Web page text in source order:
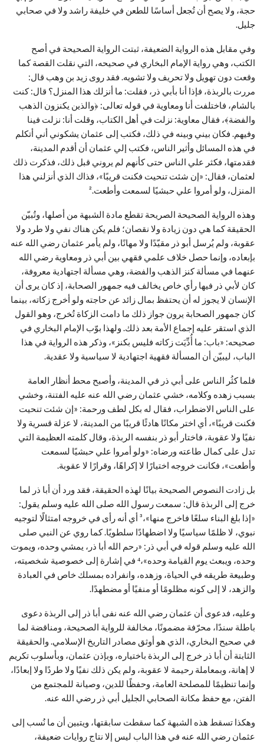
حجة، ولا يصح أن تُجعل أساسًا للطعن في خليفة راشد ولا في صحابي
جليل.
وفي مقابل هذه الرواية الضعيفة، ثبتت الرواية الصحيحة في أصح
الكتب، وهي رواية الإمام البخاري في صحيحه، التي نقلت القصة كما
وقعت دون تهويل ولا تحريف ولا تشويه. فقد روى زيد بن وهب قال:
مررت بالربذة، فإذا أنا بأبي ذر، فقلت: ما أنزلك هذا المنزل؟ قال: كنت
بالشام، فاختلفت أنا ومعاوية في قوله تعالى: ﴿والذين يكنزون الذهب
والفضة﴾، فقال معاوية: نزلت في أهل الكتاب، وقلت أنا: نزلت فينا
وفيهم. فكان بيني وبينه في ذلك، فكتب إلى عثمان يشكوني أني أتكلم
في هذه المسائل وأثير الناس، فكتب إلي عثمان أن أقدم المدينة،
فقدمتها، فكثر علي الناس حتى كأنهم لم يروني قبل ذلك، فذكرت ذلك
لعثمان، فقال: «إن شئت تنحيت فكنت قريبًا»، فذاك الذي أنزلني هذا
المنزل، ولو أمروا علي حبشيًا لسمعت وأطعت.²
وهذه الرواية الصحيحة الصريحة تقطع مادة الشبهة من أصلها، وتُبيّن
الحقيقة كما هي دون زيادة ولا نقصان؛ فلم يكن هناك نفي ولا طرد ولا
عقوبة، ولم يُرسل أبو ذر مقيّدًا ولا مهانًا، ولم يأمر عثمان رضي الله عنه
بإبعاده، وإنما حصل خلاف علمي فقهي بين أبي ذر ومعاوية رضي الله
عنهما في مسألة كنز الذهب والفضة، وهي مسألة اجتهادية معروفة،
كان لأبي ذر فيها رأي خاص يخالف فيه جمهور الصحابة، إذ كان يرى أن
الإنسان لا يجوز له أن يحتفظ بمال زائد عن حاجته ولو أخرج زكاته، بينما
كان جمهور الصحابة يرون جواز ذلك ما دامت الزكاة تُخرج، وهو القول
الذي استقر عليه إجماع الأمة بعد ذلك. ولهذا بوّب الإمام البخاري في
صحيحه: «باب: ما أُدِّيَت زكاته فليس بكنز»، وذكر هذه الرواية في هذا
الباب، ليبيّن أن المسألة فقهية اجتهادية لا سياسية ولا عقدية.
فلما كثُر الناس على أبي ذر في المدينة، وأصبح محط أنظار العامة
بسبب زهده وكلامه، خشي عثمان رضي الله عنه عليه الفتنة، وخشي
على الناس الاضطراب، فقال له بكل لطف ورحمة: «إن شئت تنحيت
فكنت قريبًا»، أي اختر مكانًا هادئًا قريبًا من المدينة، لا عزلة قسرية ولا
نفيًا ولا عقوبة، فاختار أبو ذر بنفسه الربذة، وقال كلمته العظيمة التي
تدل على كمال طاعته ورضاه: «ولو أمروا علي حبشيًا لسمعت
وأطعت»، فكانت خروجه اختيارًا لا إكراهًا، وقرارًا لا عقوبة.
بل زادت النصوص الصحيحة بيانًا لهذه الحقيقة، فقد ورد أن أبا ذر لما
خرج إلى الربذة قال: سمعت رسول الله صلى الله عليه وسلم يقول:
«إذا بلغ البناء سلعًا فاخرج منها»،³ أي أنه رأى في خروجه امتثالًا لتوجيه
نبوي، لا ظلمًا سياسيًا ولا اضطهادًا سلطويًا. كما روي عن النبي صلى
الله عليه وسلم قوله في أبي ذر: «رحم الله أبا ذر، يمشي وحده، ويموت
وحده، ويبعث يوم القيامة وحده»،⁴ في إشارة إلى خصوصية شخصيته،
وطبيعة طريقه في الحياة، وزهده، وانفراده بمسلك خاص في العبادة
والزهد، لا إلى كونه مظلومًا أو منفيًا أو مضطهدًا.
وعليه، فدعوى أن عثمان رضي الله عنه نفى أبا ذر إلى الربذة دعوى
باطلة سندًا، محرّفة مضمونًا، مخالفة للرواية الصحيحة، ومناقضة لما
في صحيح البخاري، الذي هو أوثق مصادر التاريخ الإسلامي. والحقيقة
الثابتة أن أبا ذر خرج إلى الربذة باختياره، وبإذن عثمان، وبأسلوب تكريم
لا إهانة، وبمعاملة رحيمة لا عقوبة، ولم يكن ذلك نفيًا ولا طردًا ولا إبعادًا،
وإنما تنظيمًا للمصلحة العامة، وحفظًا للدين، وصيانة للمجتمع من
الفتن، مع حفظ مكانة الصحابي الجليل أبي ذر رضي الله عنه.
وهكذا تسقط هذه الشبهة كما سقطت سابقتها، ويتبين أن ما نُسب إلى
عثمان رضي الله عنه في هذا الباب ليس إلا نتاج روايات ضعيفة،